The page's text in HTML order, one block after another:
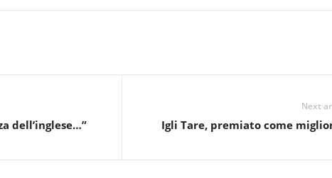
dell’inglese…”
Next
Igli Tare, premiato come